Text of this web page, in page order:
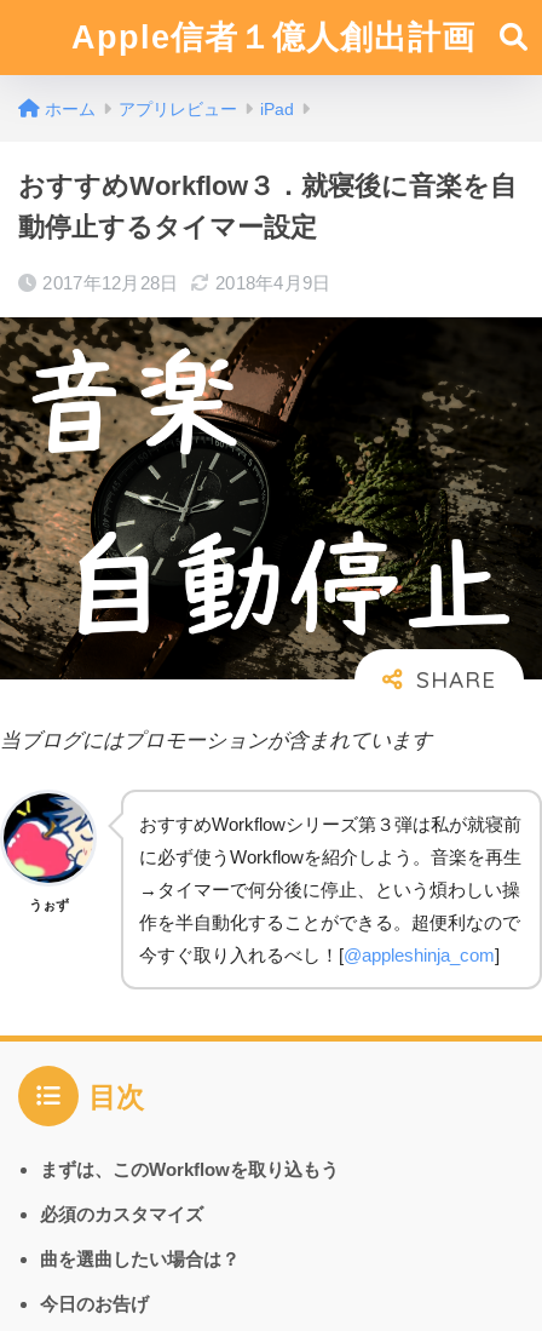
Apple信者１億人創出計画
ホーム アプリレビュー iPad
おすすめWorkflow３．就寝後に音楽を自
動停止するタイマー設定
2017年12月28日 2018年4月9日
当ブログにはプロモーションが含まれています
うぉず
おすすめWorkflowシリーズ第３弾は私が就寝前
に必ず使うWorkflowを紹介しよう。音楽を再生
→タイマーで何分後に停止、という煩わしい操
作を半自動化することができる。超便利なので
今すぐ取り入れるべし！[@appleshinja_com]
目次
まずは、このWorkflowを取り込もう
必須のカスタマイズ
曲を選曲したい場合は？
今日のお告げ